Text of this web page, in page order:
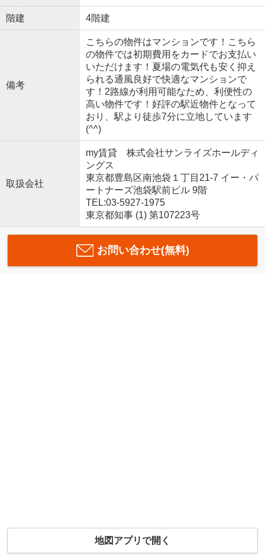
階建 4階建
備考
こちらの物件はマンションです！こちら
の物件では初期費用をカードでお支払い
いただけます！夏場の電気代も安く抑え
られる通風良好で快適なマンションで
す！2路線が利用可能なため、利便性の
高い物件です！好評の駅近物件となって
おり、駅より徒歩7分に立地しています
(^^)
取扱会社
my賃貸 株式会社サンライズホールディ
ングス
東京都豊島区南池袋１丁目21-7 イー・パ
ートナーズ池袋駅前ビル 9階
TEL:03-5927-1975
東京都知事 (1) 第107223号
お問い合わせ(無料)
地図アプリで開く